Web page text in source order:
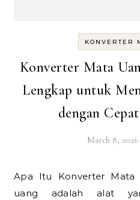
KONVERTER
Konverter Mata
Lengkap untuk
dengan
March 8, 2026
Apa Itu Konverter Mata Uang? Konverter mata
uang adalah alat